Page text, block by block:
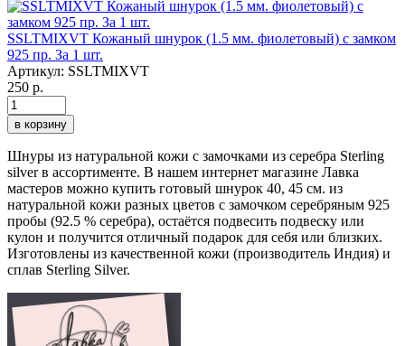
SSLTMIXVT Кожаный шнурок (1.5 мм. фиолетовый) с замком
925 пр. За 1 шт.
Артикул: SSLTMIXVT
250 р.
в корзину
Шнуры из натуральной кожи с замочками из серебра Sterling
silver в ассортименте. В нашем интернет магазине Лавка
мастеров можно купить готовый шнурок 40, 45 см. из
натуральной кожи разных цветов с замочком серебряным 925
пробы (92.5 % серебра), остаётся подвесить подвеску или
кулон и получится отличный подарок для себя или близких.
Изготовлены из качественной кожи (производитель Индия) и
сплав Sterling Silver.